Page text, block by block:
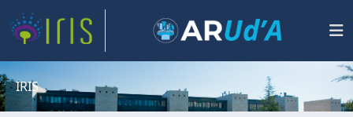
IRIS